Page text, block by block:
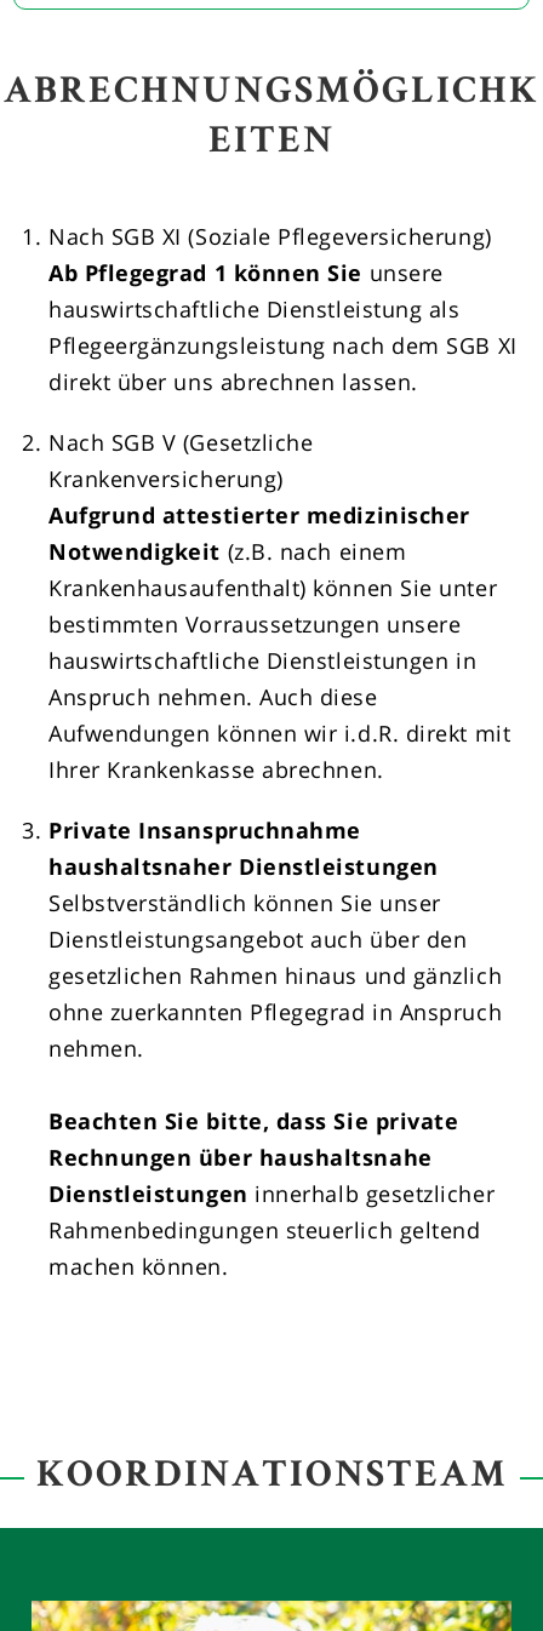
ABRECHNUNGSMÖGLICHK
EITEN
Nach SGB XI (Soziale Pflegeversicherung)
Ab Pflegegrad 1 können Sie unsere
hauswirtschaftliche Dienstleistung als
Pflegeergänzungsleistung nach dem SGB XI
direkt über uns abrechnen lassen.
Nach SGB V (Gesetzliche
Krankenversicherung)
Aufgrund attestierter medizinischer
Notwendigkeit (z.B. nach einem
Krankenhausaufenthalt) können Sie unter
bestimmten Vorraussetzungen unsere
hauswirtschaftliche Dienstleistungen in
Anspruch nehmen. Auch diese
Aufwendungen können wir i.d.R. direkt mit
Ihrer Krankenkasse abrechnen.
Private Insanspruchnahme
haushaltsnaher Dienstleistungen
Selbstverständlich können Sie unser
Dienstleistungsangebot auch über den
gesetzlichen Rahmen hinaus und gänzlich
ohne zuerkannten Pflegegrad in Anspruch
nehmen.
Beachten Sie bitte, dass Sie private
Rechnungen über haushaltsnahe
Dienstleistungen innerhalb gesetzlicher
Rahmenbedingungen steuerlich geltend
machen können.
KOORDINATIONSTEAM